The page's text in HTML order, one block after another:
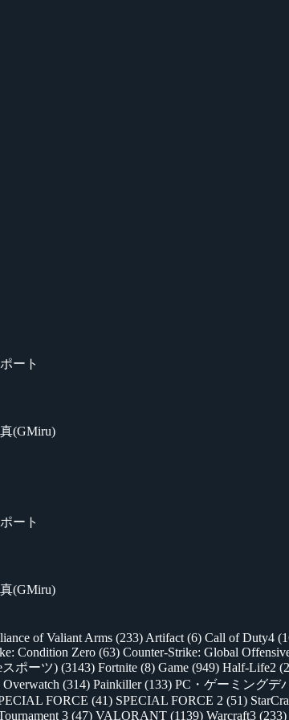
ート
(GMiru)
ート
(GMiru)
of Valiant Arms (233) Artifact (6) Call of Duty4
Condition Zero (63) Counter-Strike: Global
スポーツ) (3143) Fortnite (8) Game (949) Half-Life2
Overwatch (314) Painkiller(133) PC・ゲーミングデ
FORCE (41) SPECIAL FORCE 2 (51)
3 (47) VALORANT (1139) Warcraft3 (233)